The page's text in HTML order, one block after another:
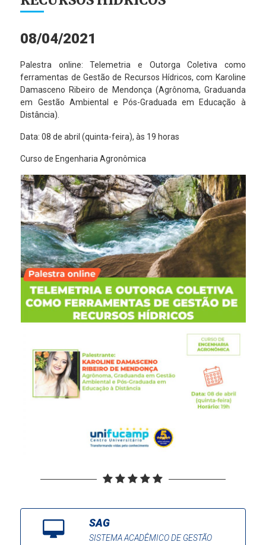
08/04/2021
Palestra online: Telemetria e Outorga Coletiva como
ferramentas de Gestão de Recursos Hídricos, com Karoline
Damasceno Ribeiro de Mendonça (Agrônoma, Graduanda
em Gestão Ambiental e Pós-Graduada em Educação à
Distância).
Data: 08 de abril (quinta-feira), às 19 horas
Curso de Engenharia Agronômica
SAG
SISTEMA ACADÊMICO DE GESTÃO